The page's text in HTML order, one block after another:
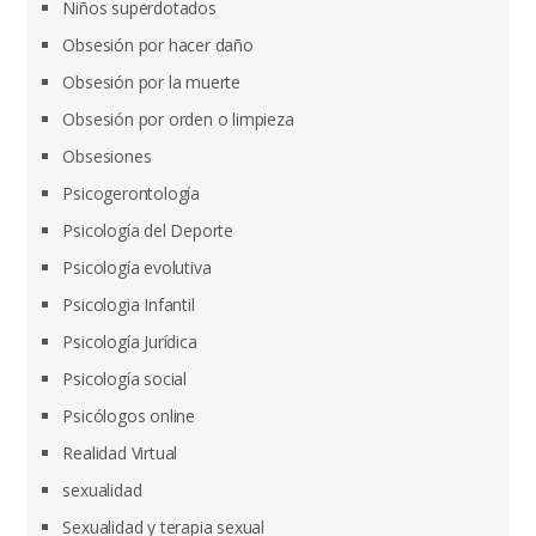
Niños superdotados
Obsesión por hacer daño
Obsesión por la muerte
Obsesión por orden o limpieza
Obsesiones
Psicogerontología
Psicología del Deporte
Psicología evolutiva
Psicologia Infantil
Psicología Jurídica
Psicología social
Psicólogos online
Realidad Virtual
sexualidad
Sexualidad y terapia sexual